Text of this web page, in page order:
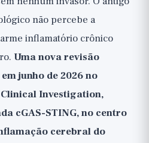
aprender com a
ampla
não percebe a
inflamatório crônico
Uma nova revisão
junho de 2026 no
Investigation,
cGAS-STING, no centro
cerebral do